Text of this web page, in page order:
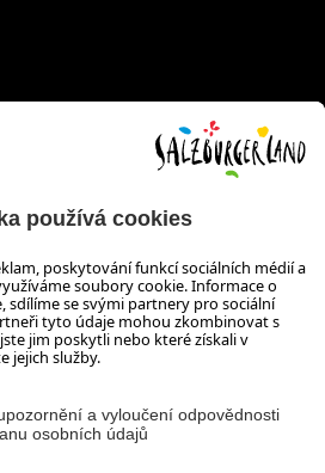
do čtvrtka od 08:00 do 17:30 hodin a v